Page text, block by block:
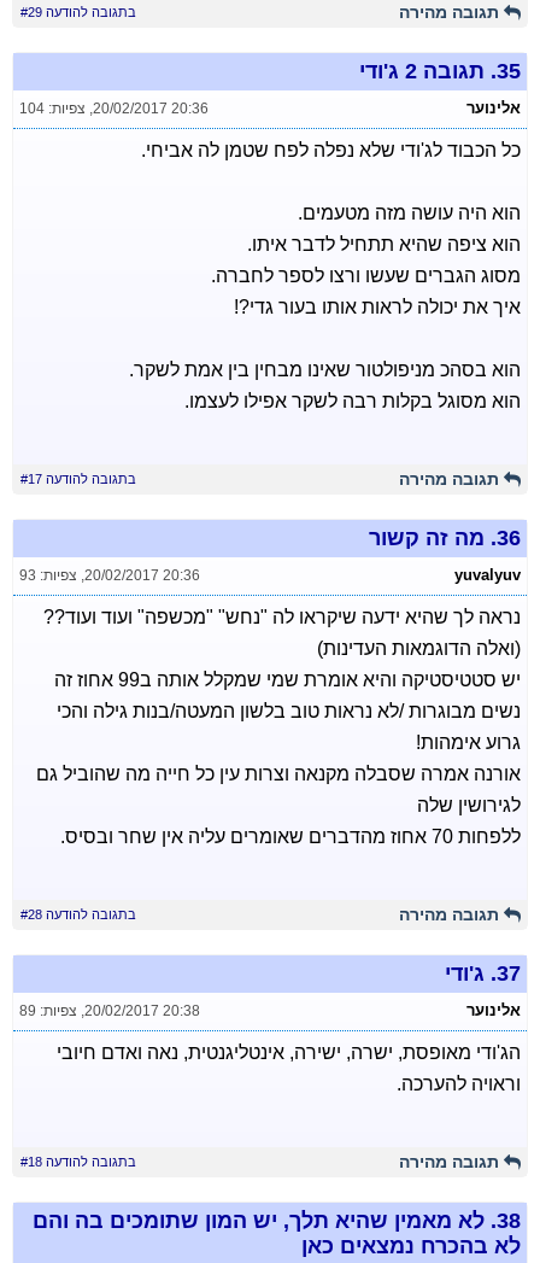
תגובה מהירה בתגובה להודעה #29
35. תגובה 2 ג'ודי
אלינוער 20/02/2017 20:36 צפיות: 104
כל הכבוד לג'ודי שלא נפלה לפח שטמן לה אביחי.
הוא היה עושה מזה מטעמים.
הוא ציפה שהיא תתחיל לדבר איתו.
מסוג הגברים שעשו ורצו לספר לחברה.
איך את יכולה לראות אותו בעור גדי?!
הוא בסהכ מניפולטור שאינו מבחין בין אמת לשקר.
הוא מסוגל בקלות רבה לשקר אפילו לעצמו.
תגובה מהירה בתגובה להודעה #17
36. מה זה קשור
yuvalyuv
20/02/2017 20:36 צפיות: 93
נראה לך שהיא ידעה שיקראו לה "נחש" "מכשפה" ועוד ועוד??
(ואלה הדוגמאות העדינות)
יש סטטיסטיקה והיא אומרת שמי שמקלל אותה ב99 אחוז זה
נשים מבוגרות /לא נראות טוב בלשון המעטה/בנות גילה והכי
גרוע אימהות!
אורנה אמרה שסבלה מקנאה וצרות עין כל חייה מה שהוביל גם
לגירושין שלה
ללפחות 70 אחוז מהדברים שאומרים עליה אין שחר ובסיס.
תגובה מהירה בתגובה להודעה #28
37. ג'ודי
אלינוער 20/02/2017 20:38 צפיות: 89
הג'ודי מאופסת, ישרה, ישירה, אינטליגנטית, נאה ואדם חיובי
וראויה להערכה.
תגובה מהירה בתגובה להודעה #18
38. לא מאמין שהיא תלך, יש המון שתומכים בה והם
לא בהכרח נמצאים כאן